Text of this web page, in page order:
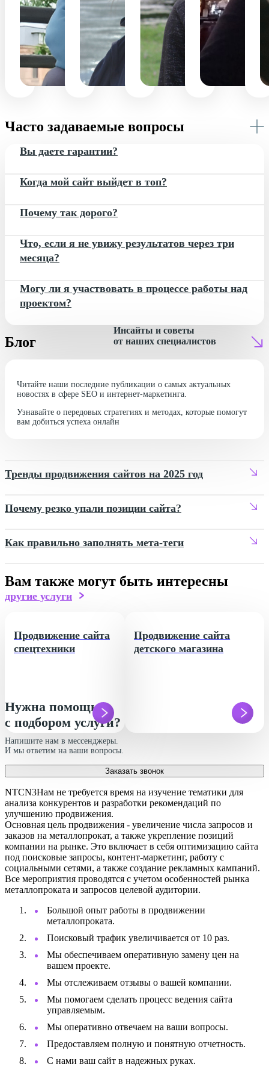
вашем
сайте
ПРОГРАММИСТ
на
сайте
ПРОЕКТНЫЙ
МЕНЕДЖЕР
любые
программные
СЕО-
правки
ПРОГРАММИСТ
улучшения
Часто задаваемые вопросы
Вы даете гарантии?
Когда мой сайт выйдет в топ?
Почему так дорого?
Что, если я не увижу результатов через три
месяца?
Могу ли я участвовать в процессе работы над
проектом?
Блог
Читайте наши последние публикации о самых актуальных
новостях в сфере SEO и интернет-маркетинга.
Узнавайте о передовых стратегиях и методах, которые помогут
вам добиться успеха онлайн
Инсайты и советы
от наших специалистов
Тренды продвижения сайтов на 2025 год
Почему резко упали позиции сайта?
Как правильно заполнять мета-теги
Вам также могут быть интересны
другие услуги
Продвижение сайта
спецтехники
Продвижение сайта
детского магазина
Нужна помощь
с подбором услуги?
Напишите нам в мессенджеры.
И мы ответим на ваши вопросы.
Заказать звонок
NTCN3Нам не требуется время на изучение тематики для
анализа конкурентов и разработки рекомендаций по
улучшению продвижения.
Основная цель продвижения - увеличение числа запросов и
заказов на металлопрокат, а также укрепление позиций
компании на рынке. Это включает в себя оптимизацию сайта
под поисковые запросы, контент-маркетинг, работу с
социальными сетями, а также создание рекламных кампаний.
Все мероприятия проводятся с учетом особенностей рынка
металлопроката и запросов целевой аудитории.
Большой опыт работы в продвижении
металлопроката.
Поисковый трафик увеличивается от 10 раз.
Мы обеспечиваем оперативную замену цен на
вашем проекте.
Мы отслеживаем отзывы о вашей компании.
Мы помогаем сделать процесс ведения сайта
управляемым.
Мы оперативно отвечаем на ваши вопросы.
Предоставляем полную и понятную отчетность.
С нами ваш сайт в надежных руках.